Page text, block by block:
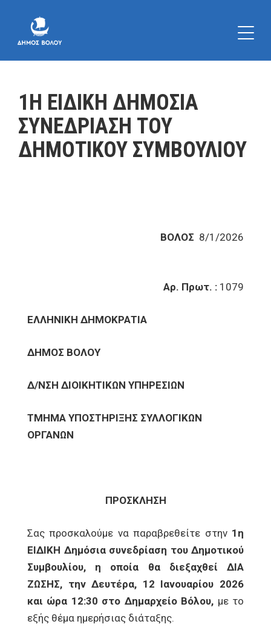
1Η ΕΙΔΙΚΗ ΔΗΜΟΣΙΑ
ΣΥΝΕΔΡΙΑΣΗ ΤΟΥ
ΔΗΜΟΤΙΚΟΥ ΣΥΜΒΟΥΛΙΟΥ
ΒΟΛΟΣ 8/1/2026
Αρ. Πρωτ. : 1079
ΕΛΛΗΝΙΚΗ ΔΗΜΟΚΡΑΤΙΑ
ΔΗΜΟΣ ΒΟΛΟΥ
Δ/ΝΣΗ ΔΙΟΙΚΗΤΙΚΩΝ ΥΠΗΡΕΣΙΩΝ
ΤΜΗΜΑ ΥΠΟΣΤΗΡΙΞΗΣ ΣΥΛΛΟΓΙΚΩΝ
ΟΡΓΑΝΩΝ
ΠΡΟΣΚΛΗΣΗ
Σας προσκαλούμε να παραβρεθείτε στην1η
ΕΙΔΙΚΗ Δημόσια συνεδρίαση του Δημοτικού
Συμβουλίου, η οποία θα διεξαχθεί ΔΙΑ
ΖΩΣΗΣ, την Δευτέρα, 12 Ιανουαρίου 2026
και ώρα 12:30 στο Δημαρχείο Βόλου, με το
εξής θέμα ημερήσιας διάταξης.